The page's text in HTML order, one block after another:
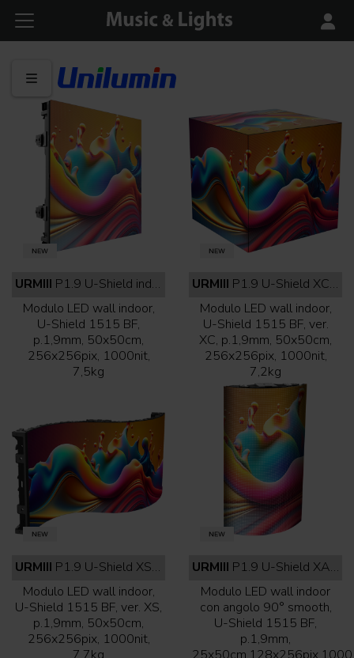
URMIII P1.9 U-Shield indoor full black
Modulo LED wall indoor,
U-Shield 1515 BF,
p.1,9mm, 50x50cm,
256x256pix, 1000nit,
7,5kg
URMIII P1.9 U-Shield XC indoor full black
Modulo LED wall indoor,
U-Shield 1515 BF, ver.
XC, p.1,9mm, 50x50cm,
256x256pix, 1000nit,
7,2kg
URMIII P1.9 U-Shield XS indoor full black
Modulo LED wall indoor,
U-Shield 1515 BF, ver. XS,
p.1,9mm, 50x50cm,
256x256pix, 1000nit,
7,7kg
URMIII P1.9 U-Shield XA indoor full black
Modulo LED wall indoor
con angolo 90° smooth,
U-Shield 1515 BF,
p.1,9mm,
25x50cm,128x256pix,1000